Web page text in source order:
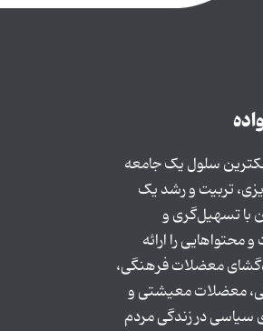
سلول یک جامعه
تربیت و رشد یک
با تسهیل‌گری و
محتواهایی را ارائه
معضلات فرهنگی،
معضلات معیشتی و
در زندگی مردم